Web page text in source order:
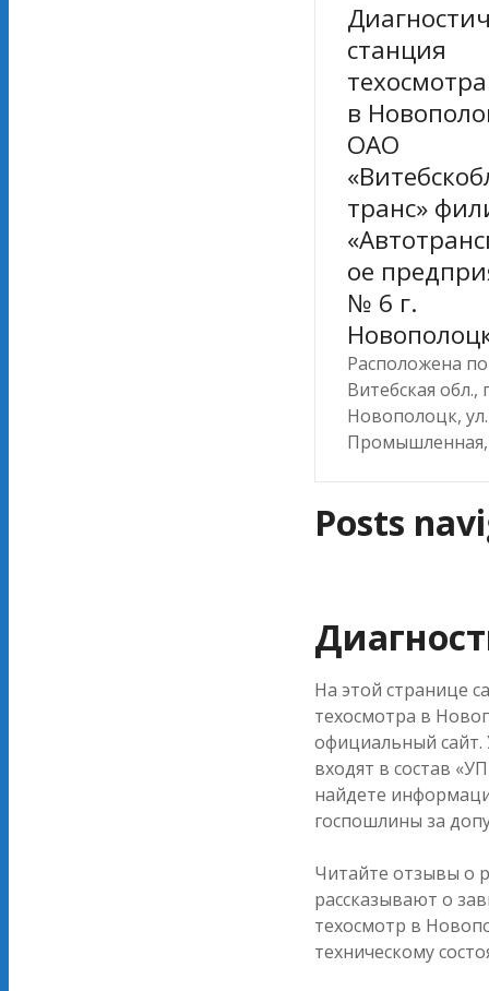
станция
в
ОАО
транс»
ое
№ 6 г.
Расположена по
Витебская обл.,
Новополоцк, ул.
Posts
На этой странице
техосмотра в
официальный сайт.
входят в состав
найдете
госпошлины за
Читайте отзывы о
рассказывают о
техосмотр в
техническому